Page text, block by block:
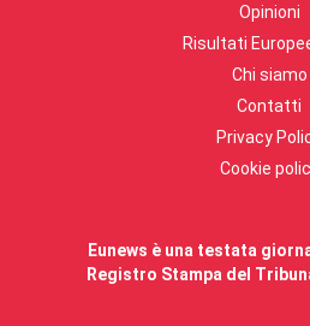
Opinioni
Risultati
Chi siamo
Contatti
Privacy
Cookie
Eunews è una testata
Registro Stampa del